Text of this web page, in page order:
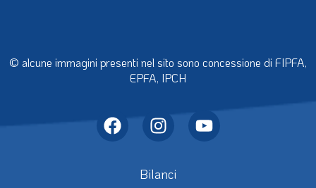
© alcune immagini presenti nel sito sono concessione di FIPFA,
EPFA, IPCH
Bilanci